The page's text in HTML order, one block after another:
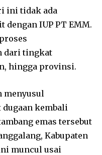
ini tidak ada
dengan IUP PT EMM.
dari tingkat
hingga provinsi.
menyusul
kembali
emas tersebut
Kabupaten
muncul usai